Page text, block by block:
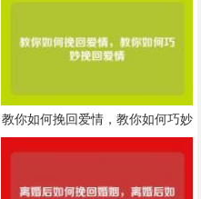
教你如何挽回爱情，教你如何巧妙
挽回爱情